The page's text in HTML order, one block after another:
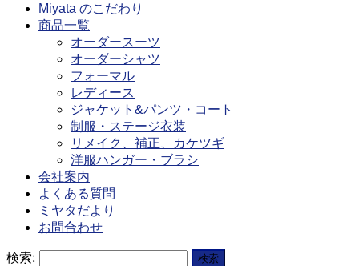
Miyata のこだわり
商品一覧
オーダースーツ
オーダーシャツ
フォーマル
レディース
ジャケット&パンツ・コート
制服・ステージ衣装
リメイク、補正、カケツギ
洋服ハンガー・ブラシ
会社案内
よくある質問
ミヤタだより
お問合わせ
検索: